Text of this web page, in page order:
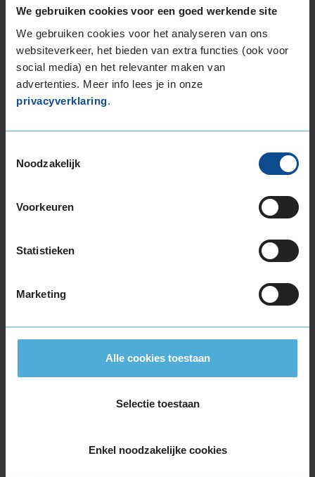
We gebruiken cookies voor een goed werkende site
We gebruiken cookies voor het analyseren van ons
websiteverkeer, het bieden van extra functies (ook voor
social media) en het relevanter maken van
advertenties. Meer info lees je in onze
privacyverklaring.
Noodzakelijk
Voorkeuren
Statistieken
Marketing
Alle cookies toestaan
Selectie toestaan
Enkel noodzakelijke cookies
245/35R19 93Y EXTRALOAD
245/40R19 98Y EXTRALOAD
255/30R19 91Y EXTRALOAD
255/35R19 96Y EXTRALOAD
255/35R19 96Y EXTRALOAD
265/30R19 93Y EXTRALOAD
265/35R19 98Y EXTRALOAD
265/35R19 98Y EXTRALOAD
275/35R19 100Y EXTRALOAD
275/35R19 100Y EXTRALOAD
275/35R19 100Y EXTRALOAD
285/35R19 103Y EXTRALOAD